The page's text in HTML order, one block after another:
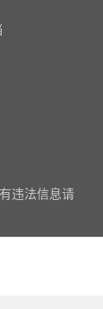
违法信息请